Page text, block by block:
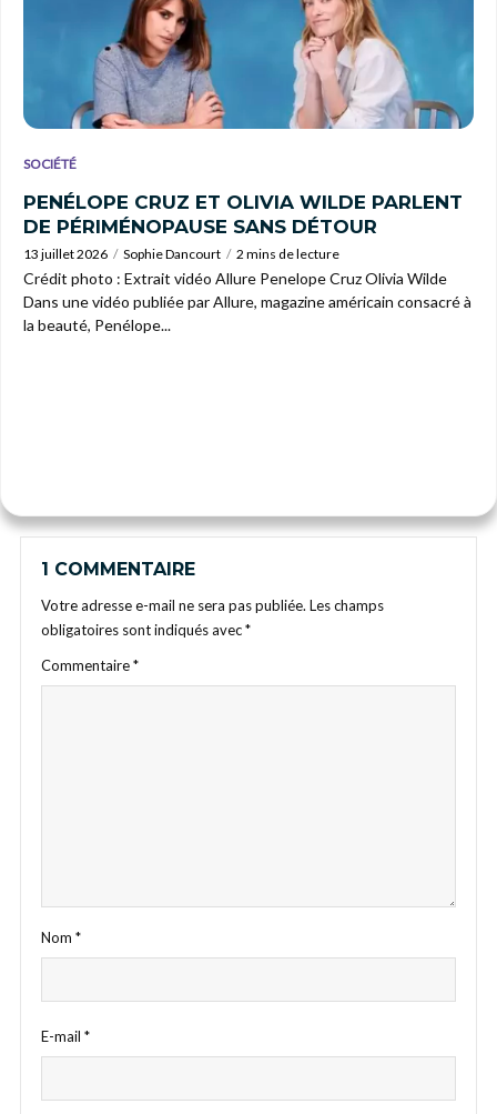
SOCIÉTÉ
PENÉLOPE CRUZ ET OLIVIA WILDE PARLENT
DE PÉRIMÉNOPAUSE SANS DÉTOUR
13 juillet 2026 Sophie Dancourt 2 mins de lecture
Crédit photo : Extrait vidéo Allure Penelope Cruz Olivia Wilde
Dans une vidéo publiée par Allure, magazine américain consacré à
la beauté, Penélope...
1 COMMENTAIRE
Votre adresse e-mail ne sera pas publiée. Les champs
obligatoires sont indiqués avec*
Commentaire*
Nom *
E-mail *